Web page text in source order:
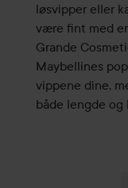
løsvipper eller
være fint med
Grande
Maybellines
vippene dine,
både lengde og